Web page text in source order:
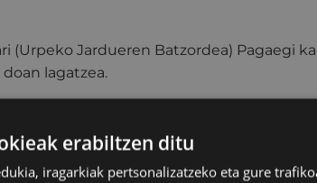
(Urpeko Jardueren Batzordea) Pagaegi
lagatzea.
egoera onartzea lurpeko edukiontzietan
Mankomunitateari ekarpena
arteko kreditu-transferentzien
erabiltzen ditu
iragarkiak pertsonalizatzeko eta gure